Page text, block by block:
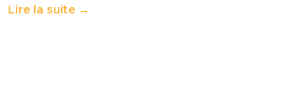
Lire la suite →